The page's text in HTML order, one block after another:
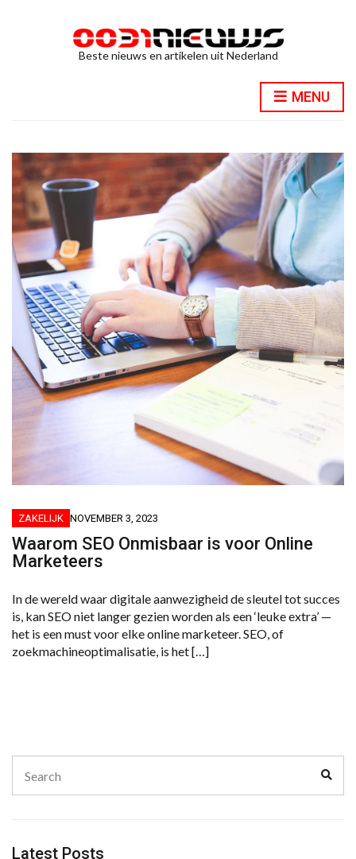
Beste nieuws en artikelen uit Nederland
MENU
ZAKELIJK NOVEMBER 3, 2023
Waarom SEO Onmisbaar is voor Online
Marketeers
In de wereld waar digitale aanwezigheid de sleutel tot succes
is, kan SEO niet langer gezien worden als een ‘leuke extra’ —
het is een must voor elke online marketeer. SEO, of
zoekmachineoptimalisatie, is het […]
for:
Latest Posts